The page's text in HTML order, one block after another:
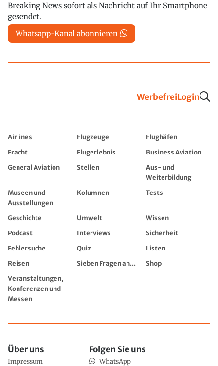
Breaking News sofort als Nachricht auf Ihr Smartphone
gesendet.
Whatsapp-Kanal abonnieren
WerbefreiLogin
Airlines Flugzeuge
Flughäfen
Fracht
Flugerlebnis
Business Aviation
General Aviation
Stellen
Aus- und
Weiterbildung
Museen und
Ausstellungen
Kolumnen Tests
Geschichte Umwelt
Wissen
Podcast
Interviews
Sicherheit
Fehlersuche
Quiz
Listen
Reisen
Sieben Fragen an...
Shop
Veranstaltungen,
Konferenzen und
Messen
Über uns
Impressum
Folgen Sie uns
WhatsApp